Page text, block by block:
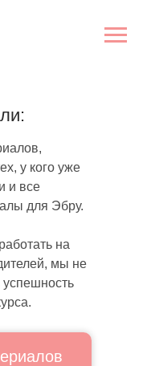
у кого уже
и все
для Эбру.
на
мы не